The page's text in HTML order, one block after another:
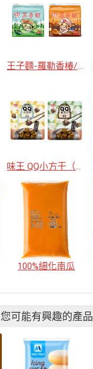
王子麵-羅勒香椿/醬燒雞汁
味王 QQ小方干（原味/蒜味）
100%細化南瓜
您可能有興趣的產品